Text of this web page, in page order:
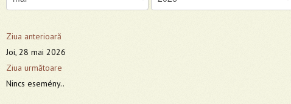
Ziua anterioară
Joi, 28 mai 2026
Ziua următoare
Nincs esemény..